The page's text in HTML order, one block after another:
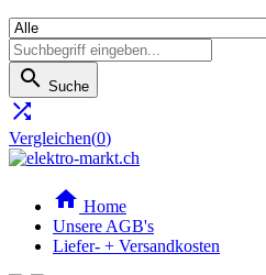
 Suche

Vergleichen(0)
 Home
Unsere AGB's
Liefer- + Versandkosten